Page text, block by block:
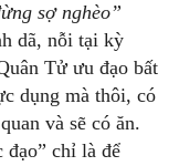
sợ nghèo”
dã, nỗi tại kỳ
Tử ưu đạo bất
dụng mà thôi, có
và sẽ có ăn.
đạo” chỉ là để